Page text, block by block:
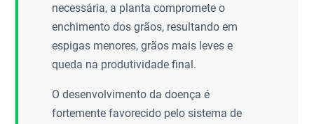
necessária, a planta compromete o
enchimento dos grãos, resultando em
espigas menores, grãos mais leves e
queda na produtividade final.
O desenvolvimento da doença é
fortemente favorecido pelo sistema de